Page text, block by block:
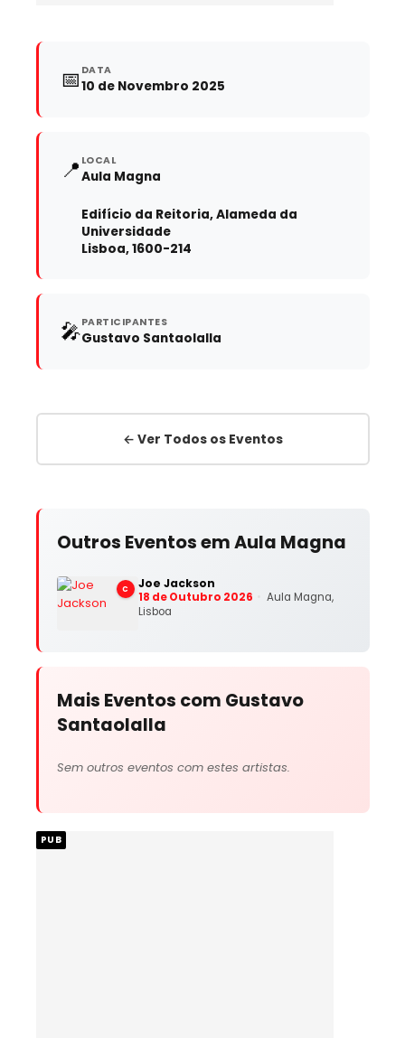
📅 DATA
10 de Novembro 2025
📍 LOCAL
Aula Magna
Edifício da Reitoria, Alameda da
Universidade
Lisboa, 1600-214
🎤PARTICIPANTES
Gustavo Santaolalla
← Ver Todos os Eventos
Outros Eventos em Aula Magna
C Joe Jackson
18 de Outubro 2026
Aula Magna,
Lisboa
Mais Eventos com Gustavo
Santaolalla
Sem outros eventos com estes artistas.
PUB